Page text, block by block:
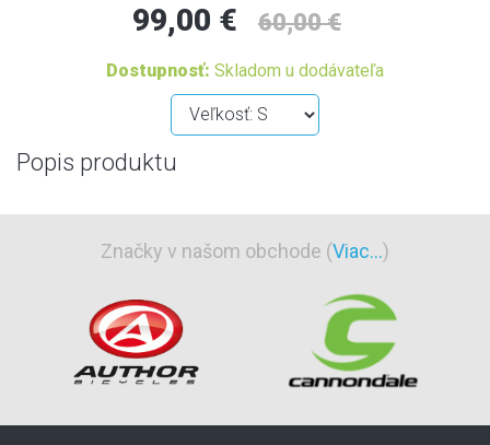
99,00 €
60,00 €
Dostupnosť: Skladom u dodávateľa
Popis produktu
Značky v našom obchode (Viac...)